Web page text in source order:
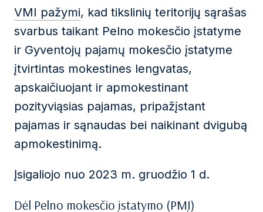
VMI pažymi, kad tikslinių teritorijų sąrašas
svarbus taikant Pelno mokesčio įstatyme
ir Gyventojų pajamų mokesčio įstatyme
įtvirtintas mokestines lengvatas,
apskaičiuojant ir apmokestinant
pozityviąsias pajamas, pripažįstant
pajamas ir sąnaudas bei naikinant dvigubą
apmokestinimą.
Įsigaliojo nuo 2023 m. gruodžio 1 d.
Dėl Pelno mokesčio įstatymo (PMĮ)